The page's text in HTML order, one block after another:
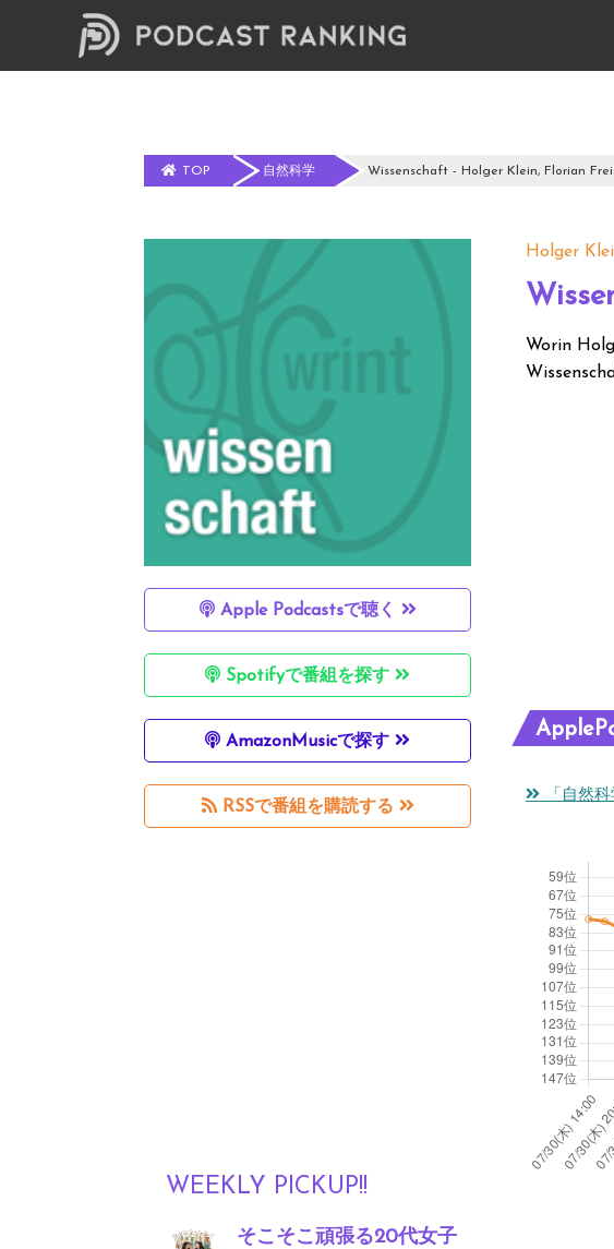
TOP 自然科学 Wissenschaft - Holger Klein, Florian
Apple Podcastsで聴く
Spotifyで番組を探す
AmazonMusicで探す
RSSで番組を購読する
WEEKLY PICKUP!!
そこそこ頑張る20代女子
Holger
Worin
「自然